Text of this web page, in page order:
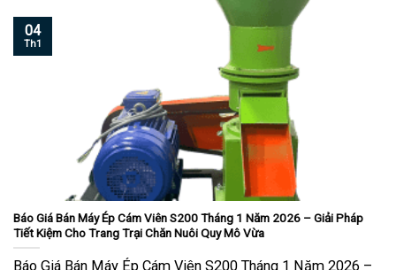
Báo Giá Bán Máy Ép Cám Viên S200 Tháng 1 Năm 2026 – Giải Pháp
Tiết Kiệm Cho Trang Trại Chăn Nuôi Quy Mô Vừa
Báo Giá Bán Máy Ép Cám Viên S200 Tháng 1 Năm 2026 –
04
Th1